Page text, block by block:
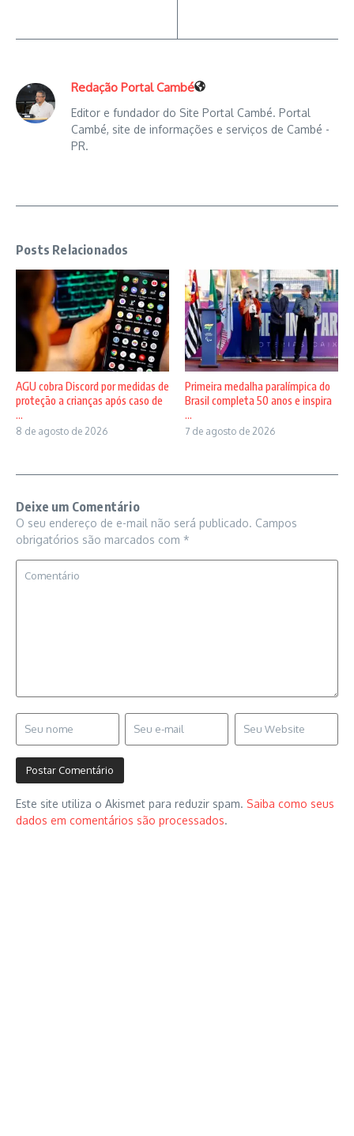
Redação Portal Cambé
Editor e fundador do Site Portal Cambé. Portal
Cambé, site de informações e serviços de Cambé -
PR.
Posts Relacionados
AGU cobra Discord por medidas de
proteção a crianças após caso de
...
8 de agosto de 2026
Primeira medalha paralímpica do
Brasil completa 50 anos e inspira
...
7 de agosto de 2026
Deixe um Comentário
O seu endereço de e-mail não será publicado. Campos
obrigatórios são marcados com *
Este site utiliza o Akismet para reduzir spam. Saiba como seus
dados em comentários são processados.